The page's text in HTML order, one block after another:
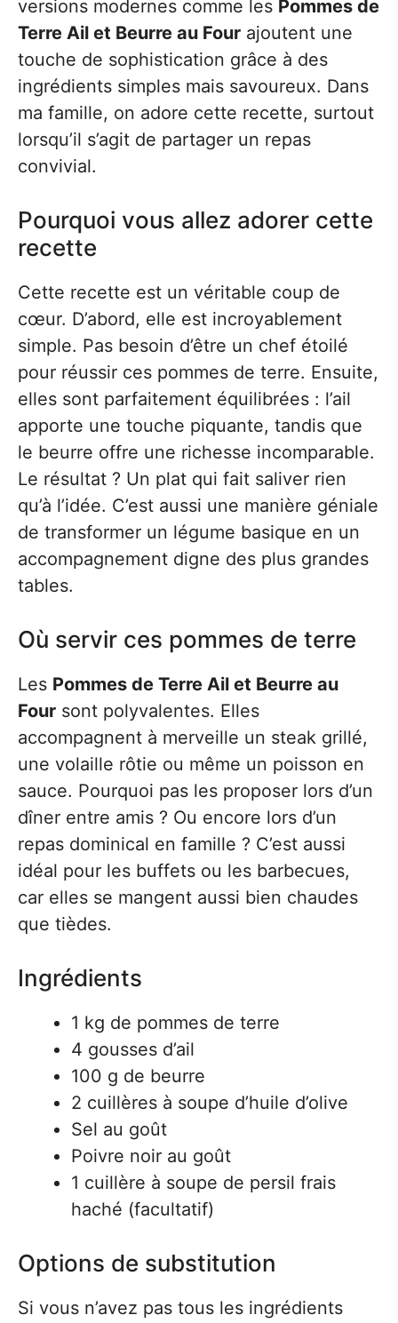
versions modernes comme les Pommes de
Terre Ail et Beurre au Four ajoutent une
touche de sophistication grâce à des
ingrédients simples mais savoureux. Dans
ma famille, on adore cette recette, surtout
lorsqu’il s’agit de partager un repas
convivial.
Pourquoi vous allez adorer cette
recette
Cette recette est un véritable coup de
cœur. D’abord, elle est incroyablement
simple. Pas besoin d’être un chef étoilé
pour réussir ces pommes de terre. Ensuite,
elles sont parfaitement équilibrées : l’ail
apporte une touche piquante, tandis que
le beurre offre une richesse incomparable.
Le résultat ? Un plat qui fait saliver rien
qu’à l’idée. C’est aussi une manière géniale
de transformer un légume basique en un
accompagnement digne des plus grandes
tables.
Où servir ces pommes de terre
Les Pommes de Terre Ail et Beurre au
Four sont polyvalentes. Elles
accompagnent à merveille un steak grillé,
une volaille rôtie ou même un poisson en
sauce. Pourquoi pas les proposer lors d’un
dîner entre amis ? Ou encore lors d’un
repas dominical en famille ? C’est aussi
idéal pour les buffets ou les barbecues,
car elles se mangent aussi bien chaudes
que tièdes.
Ingrédients
1 kg de pommes de terre
4 gousses d’ail
100 g de beurre
2 cuillères à soupe d’huile d’olive
Sel au goût
Poivre noir au goût
1 cuillère à soupe de persil frais
haché (facultatif)
Options de substitution
Si vous n’avez pas tous les ingrédients